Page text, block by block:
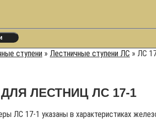
ступени » Лестничные ступени ЛС » ЛС
ЛЕСТНИЦ ЛС 17-1
ЛС 17-1 указаны в характеристиках